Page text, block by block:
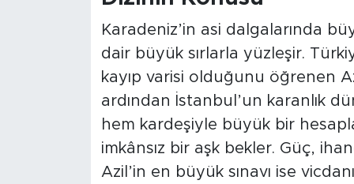
Karadeniz’in asi dalgalarında
dair büyük sırlarla yüzleşir.
kayıp varisi olduğunu öğrenen
ardından İstanbul’un karanlık
hem kardeşiyle büyük bir
imkânsız bir aşk bekler. Güç,
Azil’in en büyük sınavı ise